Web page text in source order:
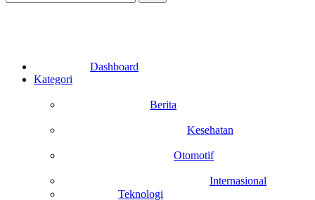
Dashboard
Kategori
Berita
Kesehatan
Otomotif
Internasional
Teknologi